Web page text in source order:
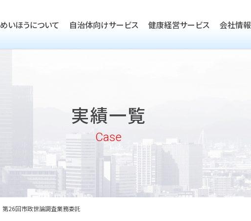
めいほうについて 自治体向けサービス
実績一覧
健康経営サービス
健康経営優良法人取得支援
企業向けヘルスケア・健康経営活動支援
会社情報
沿革
めいほうの取り組み
めいほうの歴史
実績一覧
Case
第26回市政世論調査業務委託